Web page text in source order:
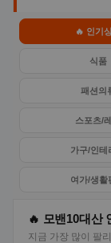
🔥 인기
식품
패션의
스포츠/
가구/인테
여가/생활
🔥 모밴10대산
지금 가장 많이 팔